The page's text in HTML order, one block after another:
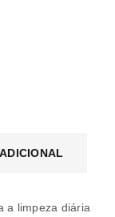
a limpeza diária